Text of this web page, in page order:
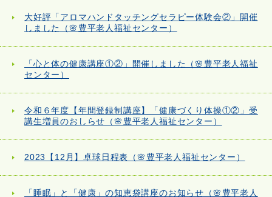
大好評「アロマハンドタッチングセラピー体験会②」開催
しました（🌸豊平老人福祉センター）
「心と体の健康講座①②」開催しました（🌸豊平老人福祉
センター）
令和６年度【年間登録制講座】「健康づくり体操①②」受
講生増員のおしらせ（🌸豊平老人福祉センター）
2023【12月】卓球日程表（🌸豊平老人福祉センター）
「睡眠」と「健康」の知恵袋講座のお知らせ（🌸豊平老人